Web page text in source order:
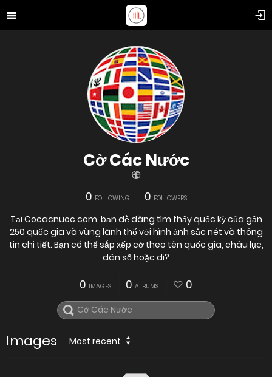
Cờ Các Nước
0 FOLLOWING 0 FOLLOWERS
Tại Cocacnuoc.com, bạn dễ dàng tìm thấy quốc kỳ của gần
250 quốc gia và vùng lãnh thổ với hình ảnh sắc nét và thông
tin chi tiết. Bạn có thể sắp xếp cờ theo tên quốc gia, châu lục,
dân số hoặc di?
0 IMAGES 0 ALBUMS 0
Images Most recent